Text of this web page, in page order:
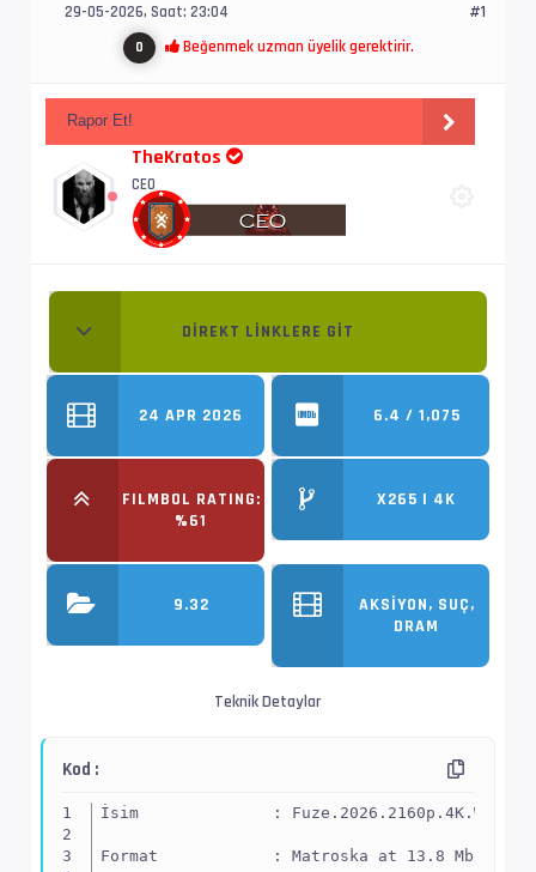
29-05-2026, Saat: 23:04
0 Beğenmek uzman üyelik gerektirir.
#1
Rapor Et!
TheKratos
CEO
DIREKT LINKLERE GIT
24 APR 2026 6.4 / 1,075
FILMBOL RATING:
%61
X265 | 4K
9.32
AKSIYON, SUÇ,
DRAM
Teknik Detaylar
Kod :
İsim              :
Format            : Matroska at 13.8 Mb/s